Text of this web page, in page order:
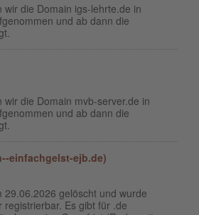
die Domain igs-lehrte.de in
und ab dann die
die Domain mvb-server.de in
und ab dann die
einfachgelst-ejb.de)
29.06.2026 gelöscht und wurde
Es gibt für .de